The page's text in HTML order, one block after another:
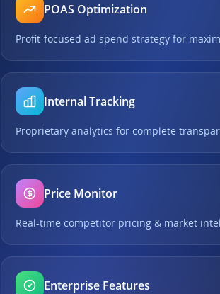
POAS Optimization
Profit-focused ad spend strategy for
Internal Tracking
Proprietary analytics for complete
Price Monitor
Real-time competitor pricing & market
Enterprise Features